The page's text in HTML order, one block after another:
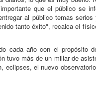
que el público se
al público temas
tanto éxito", recalca el
cada año con el propósito
tuvo más de un millar de
eclipses, el nuevo